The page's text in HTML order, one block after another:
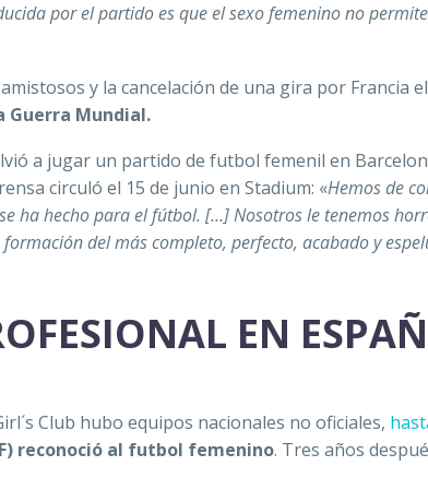
por el partido es que el sexo femenino no
y la cancelación de una gira por Francia
Guerra Mundial.
a jugar un partido de futbol femenil en
circuló el 15 de junio en Stadium: «Hemos de
ha hecho para el fútbol. […] Nosotros le tenemos
del más completo, perfecto, acabado y
EN
Club hubo equipos nacionales no oficiales,
reconoció al futbol femenino. Tres años